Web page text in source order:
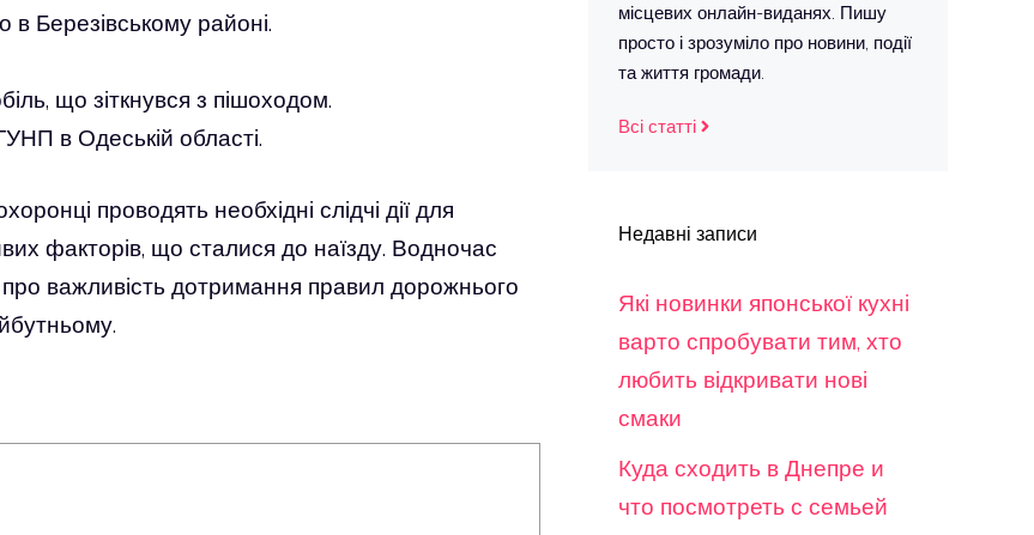
в Березівському районі.
що зіткнувся з пішоходом.
в Одеській області.
проводять необхідні слідчі дії для
факторів, що сталися до наїзду. Водночас
важливість дотримання правил дорожнього
місцевих онлайн-виданях. Пишу
просто і зрозуміло про новини, події
та життя громади.
Всі статті
Недавні записи
Які новинки японської кухні
варто спробувати тим, хто
любить відкривати нові
смаки
Куда сходить в Днепре и
что посмотреть с семьей